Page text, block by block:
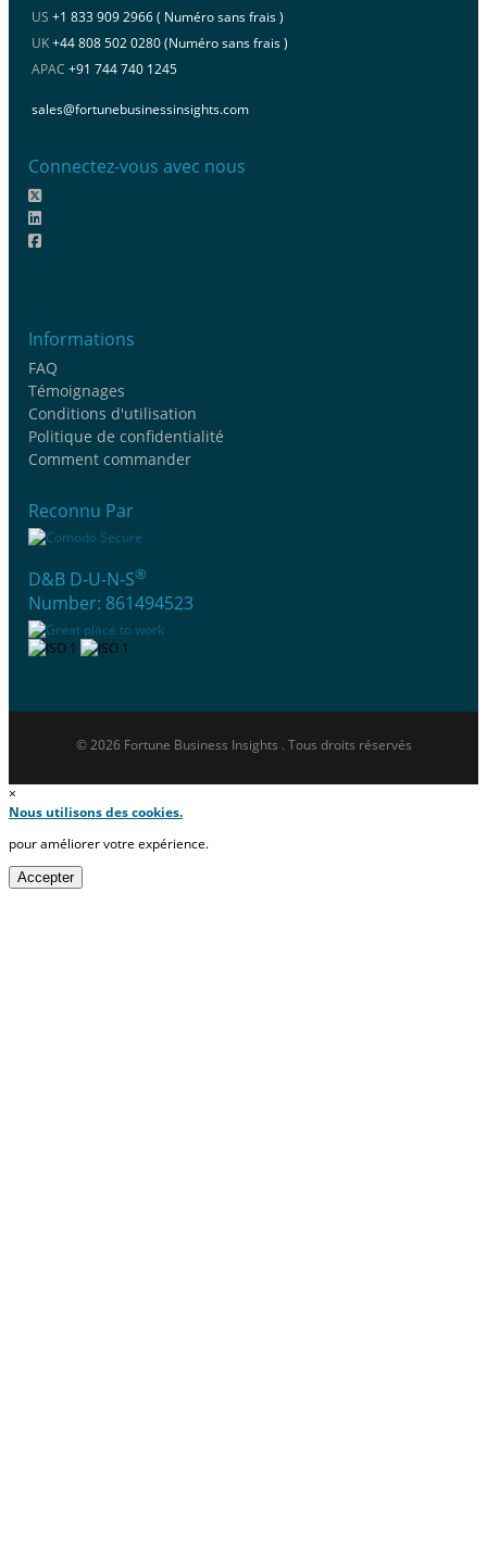
US +1 833 909 2966 ( Numéro sans frais )
UK+44 808 502 0280 (Numéro sans frais )
APAC +91 744 740 1245
sales@fortunebusinessinsights.com
Connectez-vous avec nous
Informations
FAQ
Témoignages
Conditions d'utilisation
Politique de confidentialité
Comment commander
Reconnu Par
D&B D-U-N-S®
Number: 861494523
© 2026 Fortune Business Insights . Tous droits réservés
×
Nous utilisons des cookies.
pour améliorer votre expérience.
Accepter